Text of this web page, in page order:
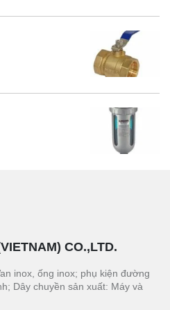
CO.,LTD.
inox, ống inox; phụ kiện đường
Dây chuyền sản xuất: Máy và